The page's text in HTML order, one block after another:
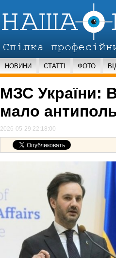
НОВИНИ СТАТТІ ФОТО
МЗС України:
мало
2026-05-29 22:18:00